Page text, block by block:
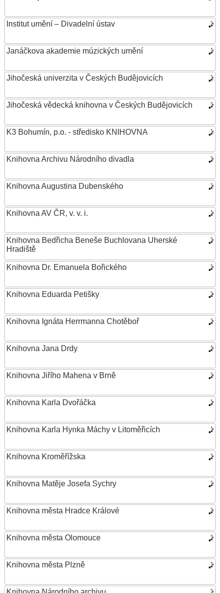
Institut umění – Divadelní ústav
Janáčkova akademie múzických umění
Jihočeská univerzita v Českých Budějovicích
Jihočeská vědecká knihovna v Českých Budějovicích
K3 Bohumín, p.o. - středisko KNIHOVNA
Knihovna Archivu Národního divadla
Knihovna Augustina Dubenského
Knihovna AV ČR, v. v. i.
Knihovna Bedřicha Beneše Buchlovana Uherské
Hradiště
Knihovna Dr. Emanuela Bořického
Knihovna Eduarda Petišky
Knihovna Ignáta Herrmanna Chotěboř
Knihovna Jana Drdy
Knihovna Jiřího Mahena v Brně
Knihovna Karla Dvořáčka
Knihovna Karla Hynka Máchy v Litoměřicích
Knihovna Kroměřížska
Knihovna Matěje Josefa Sychry
Knihovna města Hradce Králové
Knihovna města Olomouce
Knihovna města Plzně